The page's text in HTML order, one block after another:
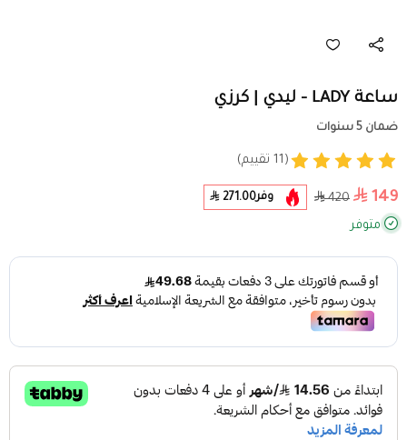
ساعة LADY - ليدي | كرزي
ضمان 5 سنوات
(11 تقييم)
149
420 وفر271.00
متوفر